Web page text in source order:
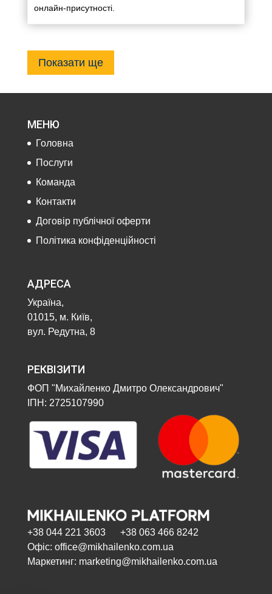
онлайн-присутності.
Показати ще
МЕНЮ
Головна
Послуги
Команда
Контакти
Договір публічної оферти
Політика конфіденційності
АДРЕСА
Україна,
01015, м. Київ,
вул. Редутна, 8
РЕКВІЗИТИ
ФОП "Михайленко Дмитро Олександрович"
ІПН: 2725107990
+38 044 221 3603 +38 063 466 8242
Офіс: office@mikhailenko.com.ua
Маркетинг: marketing@mikhailenko.com.ua